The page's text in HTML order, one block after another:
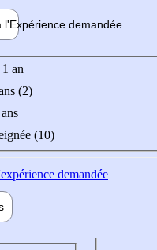
l'Expérience demandée
an
(2)
(10)
demandée